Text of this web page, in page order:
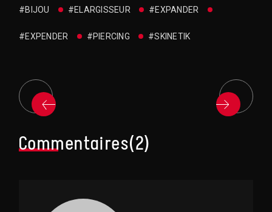
#BIJOU #ELARGISSEUR #EXPANDER
#EXPENDER #PIERCING #SKINETIK
Commentaires(2)